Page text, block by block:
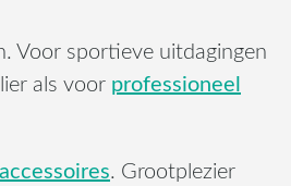
Voor sportieve uitdagingen
als voor professioneel
. Grootplezier